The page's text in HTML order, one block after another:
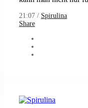
21:07 / Spirulina
Share